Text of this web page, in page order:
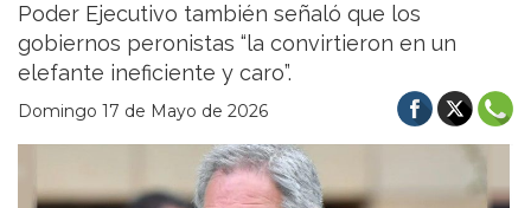
Poder Ejecutivo también señaló que los
gobiernos peronistas “la convirtieron en un
elefante ineficiente y caro”.
Domingo 17 de Mayo de 2026